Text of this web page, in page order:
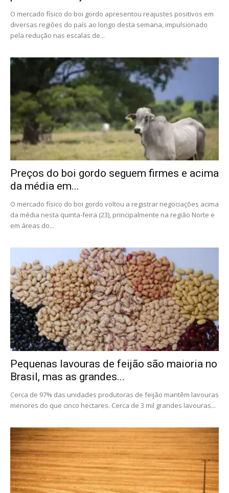
O mercado físico do boi gordo apresentou reajustes positivos em
diversas regiões do país ao longo desta semana, impulsionado
pela redução nas escalas de...
Preços do boi gordo seguem firmes e acima
da média em...
O mercado físico do boi gordo voltou a registrar negociações acima
da média nesta quinta-feira (23), principalmente na região Norte e
em áreas do...
Pequenas lavouras de feijão são maioria no
Brasil, mas as grandes...
Cerca de 97% das unidades produtoras de feijão mantêm lavouras
menores do que cinco hectares. Cerca de 3 mil grandes lavouras...